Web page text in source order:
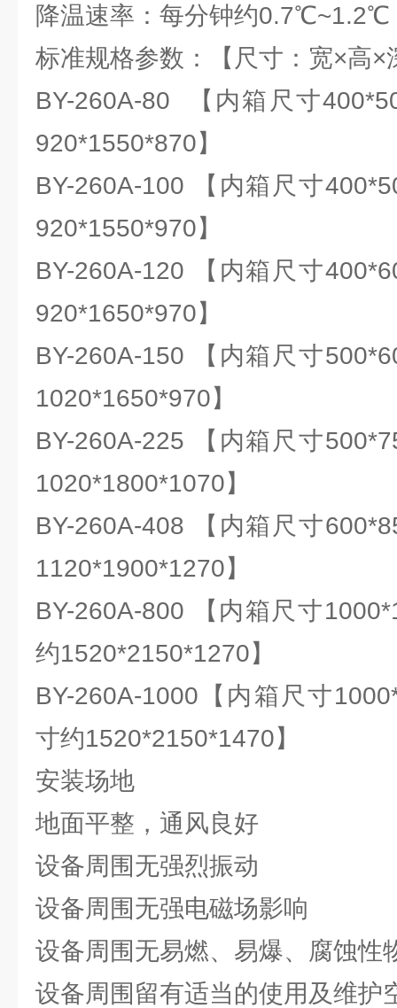
降温速率：每分钟约0.7℃~1.2℃
标准规格参数：【尺寸：宽×高×
BY-260A-80 【内箱尺寸
920*1550*870】
BY-260A-100 【内箱尺寸
920*1550*970】
BY-260A-120 【内箱尺寸
920*1650*970】
BY-260A-150 【内箱尺寸
1020*1650*970】
BY-260A-225 【内箱尺寸
1020*1800*1070】
BY-260A-408 【内箱尺寸
1120*1900*1270】
BY-260A-800 【内箱尺寸
约1520*2150*1270】
BY-260A-1000【内箱尺寸
寸约1520*2150*1470】
安装场地
地面平整，通风良好
设备周围无强烈振动
设备周围无强电磁场影响
设备周围无易燃、易爆、腐蚀性
设备周围留有适当的使用及维护